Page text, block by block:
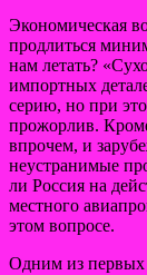
Экономическая
продлиться
нам летать?
импортных
серию, но при
прожорлив.
впрочем, и
неустранимые
ли Россия на
местного
этом вопросе.
Одним из первых